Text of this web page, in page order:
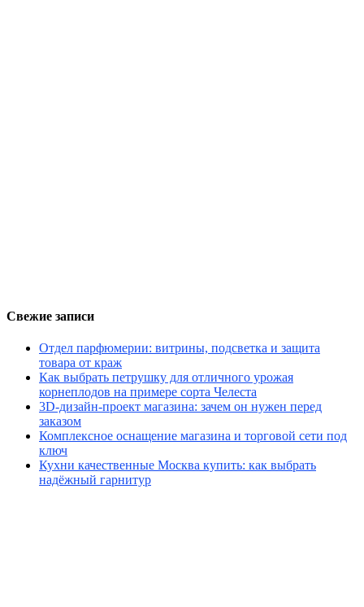
Свежие записи
Отдел парфюмерии: витрины, подсветка и защита
товара от краж
Как выбрать петрушку для отличного урожая
корнеплодов на примере сорта Челеста
3D-дизайн-проект магазина: зачем он нужен перед
заказом
Комплексное оснащение магазина и торговой сети под
ключ
Кухни качественные Москва купить: как выбрать
надёжный гарнитур